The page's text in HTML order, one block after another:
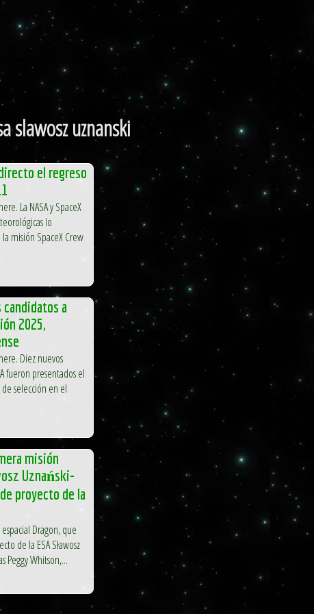
slawosz uznanski
el regreso
La NASA y SpaceX
lo
misión SpaceX Crew
candidatos a
2025,
Diez nuevos
fueron presentados el
selección en el
misión
Uznański-
proyecto de la
espacial Dragon, que
de la ESA Sławosz
Peggy Whitson,...